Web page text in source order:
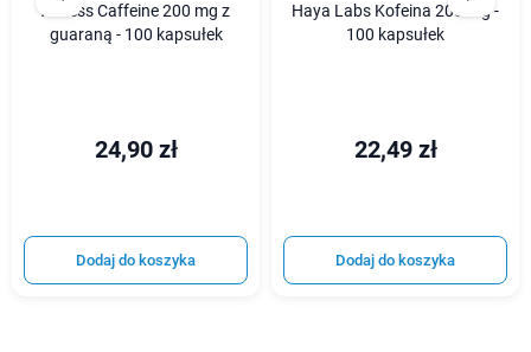
Aliness Caffeine 200 mg z
guaraną - 100 kapsułek
24,90 zł
Dodaj do koszyka
Haya Labs Kofeina 200 mg -
100 kapsułek
22,49 zł
Dodaj do koszyka